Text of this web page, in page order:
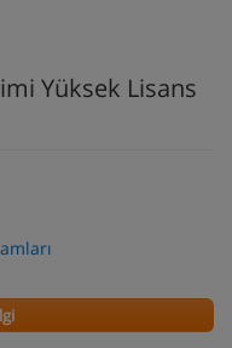
Yüksek Lisans